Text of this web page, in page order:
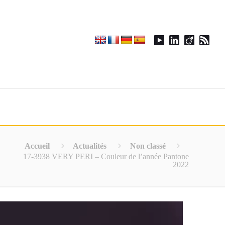
Accueil Actualités
Non classé
17-3938 VERY PERI – Couleur de l’année Pantone
2022